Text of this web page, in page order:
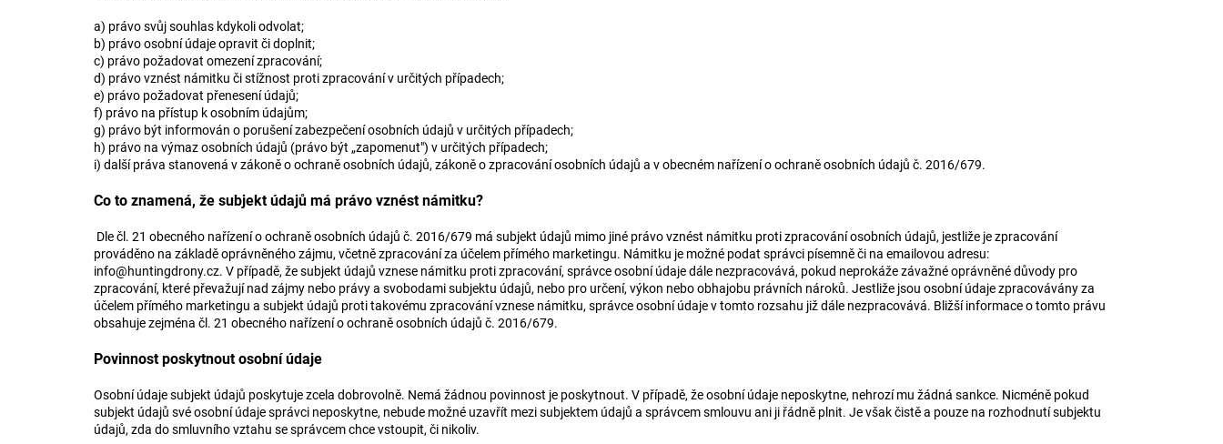
a) právo svůj souhlas kdykoli odvolat;
b) právo osobní údaje opravit či doplnit;
c) právo požadovat omezení zpracování;
d) právo vznést námitku či stížnost proti zpracování v určitých případech;
e) právo požadovat přenesení údajů;
f) právo na přístup k osobním údajům;
g) právo být informován o porušení zabezpečení osobních údajů v určitých případech;
h) právo na výmaz osobních údajů (právo být „zapomenut") v určitých případech;
i) další práva stanovená v zákoně o ochraně osobních údajů, zákoně o zpracování osobních údajů a v obecném nařízení o ochraně osobních údajů č. 2016/679.
Co to znamená, že subjekt údajů má právo vznést námitku?
Dle čl. 21 obecného nařízení o ochraně osobních údajů č. 2016/679 má subjekt údajů mimo jiné právo vznést námitku proti zpracování osobních údajů, jestliže je zpracování
prováděno na základě oprávněného zájmu, včetně zpracování za účelem přímého marketingu. Námitku je možné podat správci písemně či na emailovou adresu:
info@huntingdrony.cz. V případě, že subjekt údajů vznese námitku proti zpracování, správce osobní údaje dále nezpracovává, pokud neprokáže závažné oprávněné důvody pro
zpracování, které převažují nad zájmy nebo právy a svobodami subjektu údajů, nebo pro určení, výkon nebo obhajobu právních nároků. Jestliže jsou osobní údaje zpracovávány za
účelem přímého marketingu a subjekt údajů proti takovému zpracování vznese námitku, správce osobní údaje v tomto rozsahu již dále nezpracovává. Bližší informace o tomto právu
obsahuje zejména čl. 21 obecného nařízení o ochraně osobních údajů č. 2016/679.
Povinnost poskytnout osobní údaje
Osobní údaje subjekt údajů poskytuje zcela dobrovolně. Nemá žádnou povinnost je poskytnout. V případě, že osobní údaje neposkytne, nehrozí mu žádná sankce. Nicméně pokud
subjekt údajů své osobní údaje správci neposkytne, nebude možné uzavřít mezi subjektem údajů a správcem smlouvu ani ji řádně plnit. Je však čistě a pouze na rozhodnutí subjektu
údajů, zda do smluvního vztahu se správcem chce vstoupit, či nikoliv.